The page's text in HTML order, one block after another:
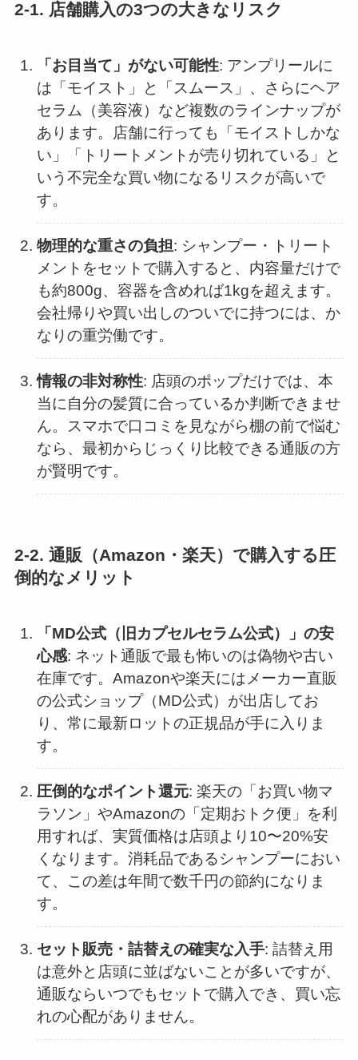
2-1. 店舗購入の3つの大きなリスク
「お目当て」がない可能性: アンプリールに
は「モイスト」と「スムース」、さらにヘア
セラム（美容液）など複数のラインナップが
あります。店舗に行っても「モイストしかな
い」「トリートメントが売り切れている」と
いう不完全な買い物になるリスクが高いで
す。
物理的な重さの負担: シャンプー・トリート
メントをセットで購入すると、内容量だけで
も約800g、容器を含めれば1kgを超えます。
会社帰りや買い出しのついでに持つには、か
なりの重労働です。
情報の非対称性: 店頭のポップだけでは、本
当に自分の髪質に合っているか判断できませ
ん。スマホで口コミを見ながら棚の前で悩む
なら、最初からじっくり比較できる通販の方
が賢明です。
2-2. 通販（Amazon・楽天）で購入する圧
倒的なメリット
「MD公式（旧カプセルセラム公式）」の安
心感: ネット通販で最も怖いのは偽物や古い
在庫です。Amazonや楽天にはメーカー直販
の公式ショップ（MD公式）が出店してお
り、常に最新ロットの正規品が手に入りま
す。
圧倒的なポイント還元: 楽天の「お買い物マ
ラソン」やAmazonの「定期おトク便」を利
用すれば、実質価格は店頭より10〜20%安
くなります。消耗品であるシャンプーにおい
て、この差は年間で数千円の節約になりま
す。
セット販売・詰替えの確実な入手: 詰替え用
は意外と店頭に並ばないことが多いですが、
通販ならいつでもセットで購入でき、買い忘
れの心配がありません。